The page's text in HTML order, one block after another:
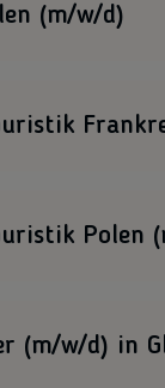
(m/w/d)
Polen
(m/w/d) in